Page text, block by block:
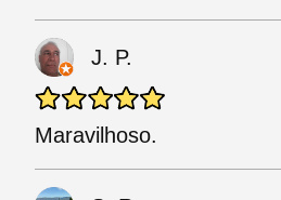
J. P.
Maravilhoso.